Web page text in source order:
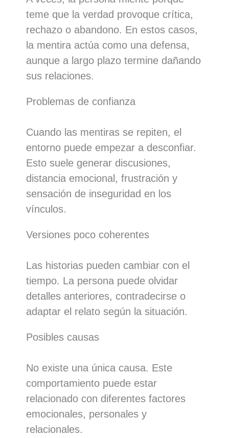
teme que la verdad provoque crítica,
rechazo o abandono. En estos casos,
la mentira actúa como una defensa,
aunque a largo plazo termine dañando
sus relaciones.
Problemas de confianza
Cuando las mentiras se repiten, el
entorno puede empezar a desconfiar.
Esto suele generar discusiones,
distancia emocional, frustración y
sensación de inseguridad en los
vínculos.
Versiones poco coherentes
Las historias pueden cambiar con el
tiempo. La persona puede olvidar
detalles anteriores, contradecirse o
adaptar el relato según la situación.
Posibles causas
No existe una única causa. Este
comportamiento puede estar
relacionado con diferentes factores
emocionales, personales y
relacionales.